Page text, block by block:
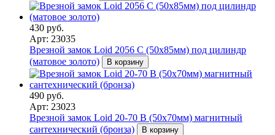
430 руб.
Арт: 23035
Врезной замок Loid 2056 С (50х85мм) под цилиндр
(матовое золото)
В корзину
490 руб.
Арт: 23023
Врезной замок Loid 20-70 B (50х70мм) магнитный
сантехнический (бронза)
В корзину